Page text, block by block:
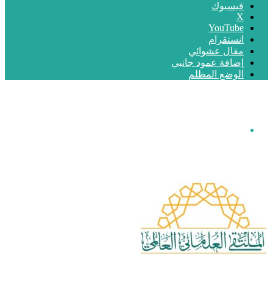
فيسبوك
‫X
‫YouTube
انستقرام
مقال عشوائي
إضافة عمود جانبي
الوضع المظلم